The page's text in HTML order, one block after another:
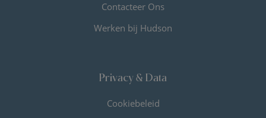
Contacteer Ons
Werken bij Hudson
Privacy & Data
Cookiebeleid